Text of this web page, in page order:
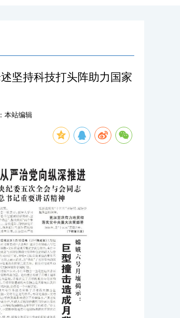
坚持科技打头阵助力国家
本站编辑